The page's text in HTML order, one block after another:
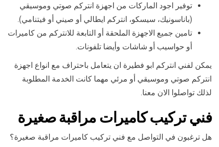
توفير اجود الماركات من اجهزة انتركم صوتي وموسيقي
(باناسونيك، سيسكو، انتركم ايطالي أو صيني أو فيتنامي).
تامين جميع الاجهزة الملحقة أو التابعة للانتركم من كاميرات
أو حواسيب أو شاشات وأيضا تلفونات.
يمكن لفني انتركم ابو فطيرة ان يتعامل باحتراف مع انواع اجهزة
انتركم صوتي وموسيقي أو مرئي مهما كانت الخدمة المطلوبة
لذلك تواصلوا الان معنا.
فني تركيب كاميرات مراقبة صغيرة
هل ترغبون في التواصل مع فني تركيب كاميرات مراقبة صغيرة؟